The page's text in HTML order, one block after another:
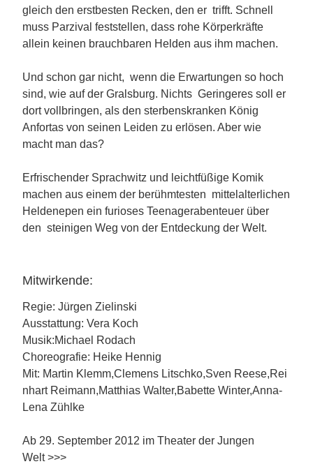
gleich den erstbesten Recken, den er trifft. Schnell
muss Parzival feststellen, dass rohe Körperkräfte
allein keinen brauchbaren Helden aus ihm machen.
Und schon gar nicht, wenn die Erwartungen so hoch
sind, wie auf der Gralsburg. Nichts Geringeres soll er
dort vollbringen, als den sterbenskranken König
Anfortas von seinen Leiden zu erlösen. Aber wie
macht man das?
Erfrischender Sprachwitz und leichtfüßige Komik
machen aus einem der berühmtesten mittelalterlichen
Heldenepen ein furioses Teenagerabenteuer über
den steinigen Weg von der Entdeckung der Welt.
Mitwirkende:
Regie: Jürgen Zielinski
Ausstattung: Vera Koch
Musik:Michael Rodach
Choreografie: Heike Hennig
Mit: Martin Klemm,Clemens Litschko,Sven Reese,Rei
nhart Reimann,Matthias Walter,Babette Winter,Anna-
Lena Zühlke
Ab 29. September 2012 im Theater der Jungen
Welt >>>